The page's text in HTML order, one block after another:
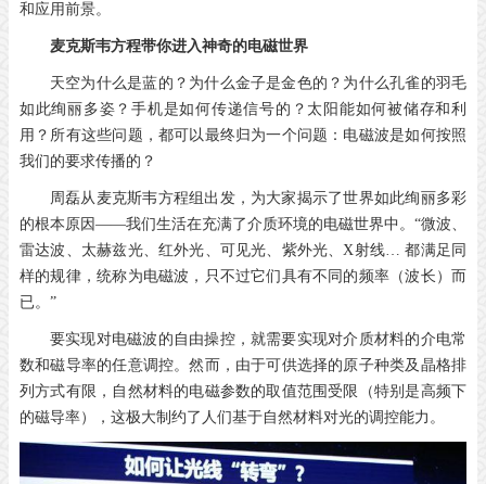
和应用前景。
麦克斯韦方程带你进入神奇的电磁世界
天空为什么是蓝的？为什么金子是金色的？为什么孔雀的羽毛
如此绚丽多姿？手机是如何传递信号的？太阳能如何被储存和利
用？所有这些问题，都可以最终归为一个问题：电磁波是如何按照
我们的要求传播的？
周磊从麦克斯韦方程组出发，为大家揭示了世界如此绚丽多彩
的根本原因——我们生活在充满了介质环境的电磁世界中。“微波、
雷达波、太赫兹光、红外光、可见光、紫外光、X射线… 都满足同
样的规律，统称为电磁波，只不过它们具有不同的频率（波长）而
已。”
要实现对电磁波的自由操控，就需要实现对介质材料的介电常
数和磁导率的任意调控。然而，由于可供选择的原子种类及晶格排
列方式有限，自然材料的电磁参数的取值范围受限（特别是高频下
的磁导率），这极大制约了人们基于自然材料对光的调控能力。